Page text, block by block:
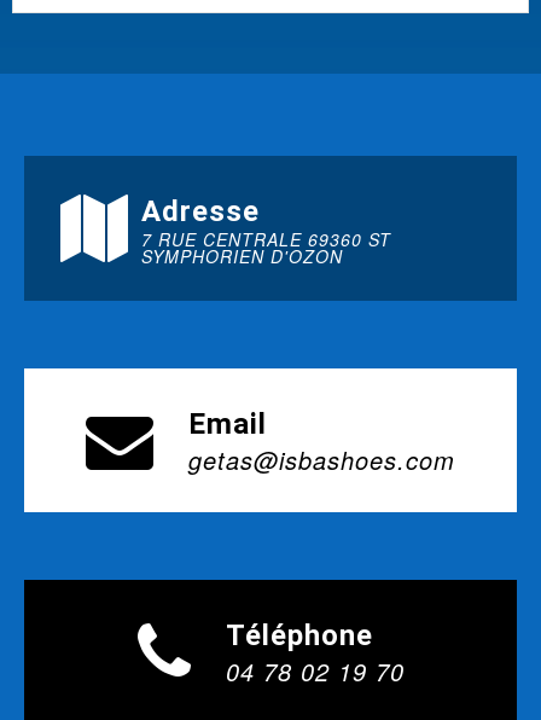
Adresse
7 RUE CENTRALE 69360 ST
SYMPHORIEN D'OZON
Email
getas@isbashoes.com
Téléphone
04 78 02 19 70